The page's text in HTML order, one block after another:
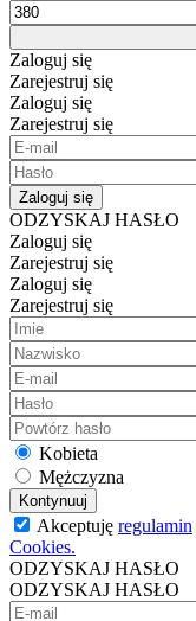
Zaloguj się
Zarejestruj się
Zaloguj się
Zarejestruj się
Zaloguj się
ODZYSKAJ HASŁO
Zaloguj się
Zarejestruj się
Zaloguj się
Zarejestruj się
Kobieta
Mężczyzna
Kontynuuj
Akceptuję regulamin
Cookies.
ODZYSKAJ HASŁO
ODZYSKAJ HASŁO